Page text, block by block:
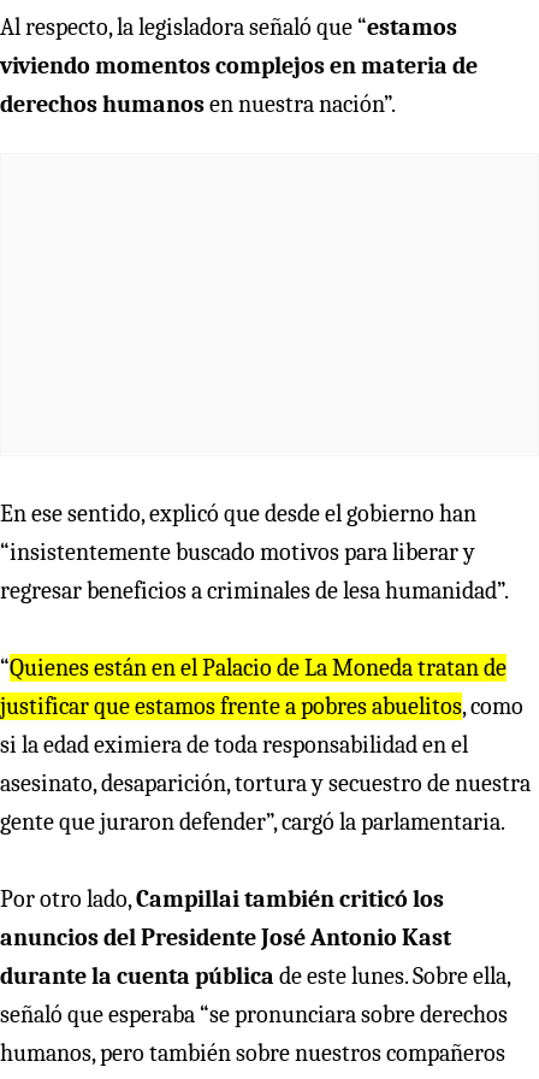
Al respecto, la legisladora señaló que “estamos
viviendo momentos complejos en materia de
derechos humanosen nuestra nación”.
En ese sentido, explicó que desde el gobierno han
“insistentemente buscado motivos para liberar y
regresar beneficios a criminales de lesa humanidad”.
“Quienes están en el Palacio de La Moneda tratan de
justificar que estamos frente a pobres abuelitos, como
si la edad eximiera de toda responsabilidad en el
asesinato, desaparición, tortura y secuestro de nuestra
gente que juraron defender”, cargó la parlamentaria.
Por otro lado,Campillai también criticó los
anuncios del Presidente José Antonio Kast
durante la cuenta pública de este lunes. Sobre ella,
señaló que esperaba “se pronunciara sobre derechos
humanos, pero también sobre nuestros compañeros